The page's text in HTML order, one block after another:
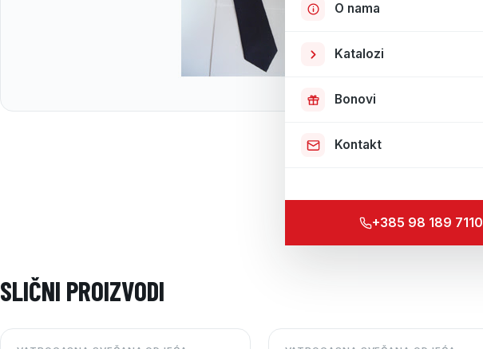
O nama
Katalozi
Bonovi
Kontakt
+385 98 189 7110
SLIČNI PROIZVODI